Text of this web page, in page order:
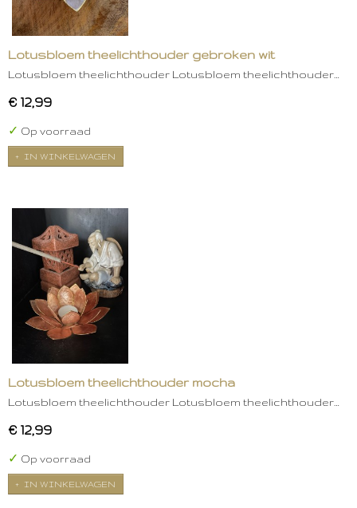
Lotusbloem theelichthouder gebroken wit
Lotusbloem theelichthouder Lotusbloem theelichthouder…
€ 12,99
✓ Op voorraad
IN WINKELWAGEN
Lotusbloem theelichthouder mocha
Lotusbloem theelichthouder Lotusbloem theelichthouder…
€ 12,99
✓ Op voorraad
IN WINKELWAGEN